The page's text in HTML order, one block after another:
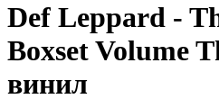
Def Leppard -
Boxset Volume
винил